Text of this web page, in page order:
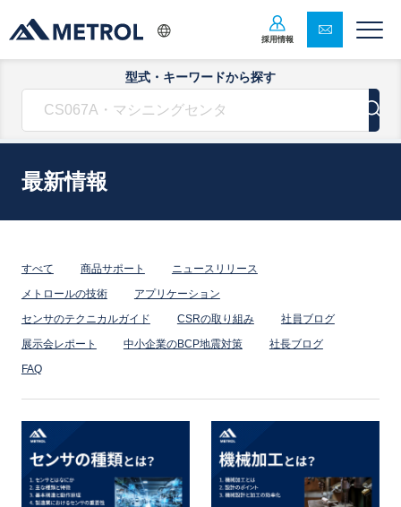
採用情報
型式・キーワードから探す
最新情報
すべて 商品サポート
ニュースリリース
メトロールの技術
アプリケーション
センサのテクニカルガイド
CSRの取り組み
社員ブログ
展示会レポート
中小企業のBCP地震対策
社長ブログ
FAQ